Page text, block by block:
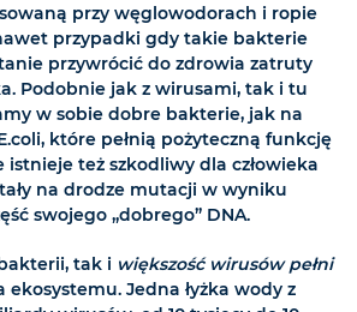
przy węglowodorach i ropie
przypadki gdy takie bakterie
przywrócić do zdrowia zatruty
Podobnie jak z wirusami, tak i tu
w sobie dobre bakterie, jak na
które pełnią pożyteczną funkcję
istnieje też szkodliwy dla człowieka
na drodze mutacji w wyniku
swojego „dobrego” DNA.
tak i większość wirusów pełni
ekosystemu. Jedna łyżka wody z